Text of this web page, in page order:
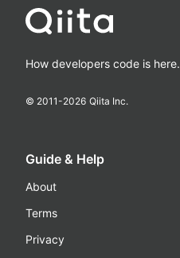
How developers code is here.
© 2011-2026 Qiita Inc.
Guide & Help
About
Terms
Privacy